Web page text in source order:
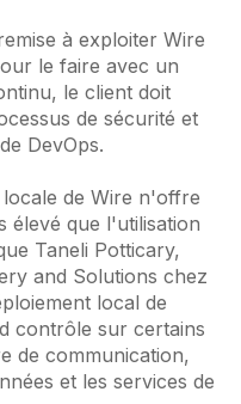
à exploiter Wire
le faire avec un
le client doit
de sécurité et
DevOps.
de Wire n'offre
élevé que l'utilisation
Taneli Potticary,
and Solutions chez
local de
contrôle sur certains
de communication,
et les services de